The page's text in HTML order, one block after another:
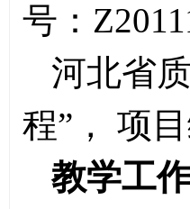
号：
河北省
程”， 项
教学工